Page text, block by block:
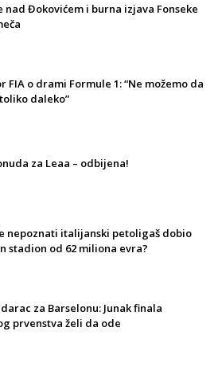
nad Đokovićem i burna izjava Fonseke
FIA o drami Formule 1: “Ne možemo da
daleko”
za Leaa – odbijena!
nepoznati italijanski petoligaš dobio
stadion od 62 miliona evra?
za Barselonu: Junak finala
prvenstva želi da ode